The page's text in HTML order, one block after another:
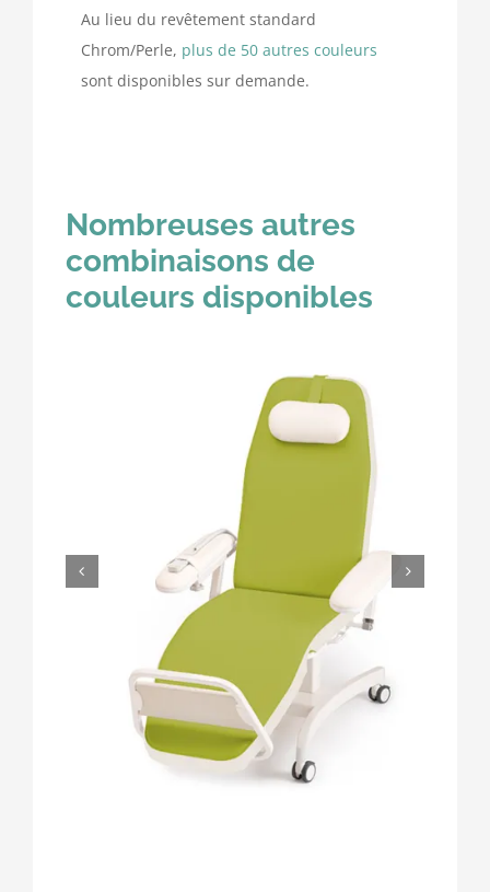
Au lieu du revêtement standard
Chrom/Perle, plus de 50 autres couleurs
sont disponibles sur demande.
Nombreuses autres
combinaisons de
couleurs disponibles